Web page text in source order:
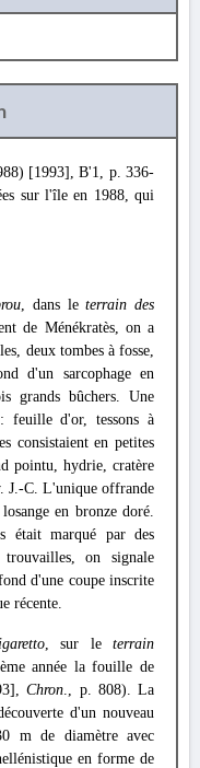
[1993], B'1, p. 336-
sur l'île en 1988, qui
, dans leterrain des
de Ménékratès, on a
deux tombes à fosse,
d'un sarcophage en
grands bûchers. Une
feuille d'or, tessons à
consistaient en petites
pointu, hydrie, cratère
J.-C. L'unique offrande
en bronze doré.
était marqué par des
on signale
d'une coupe inscrite
récente.
, sur leterrain
année la fouille de
Chron., p. 808). La
d'un nouveau
m de diamètre avec
en forme de